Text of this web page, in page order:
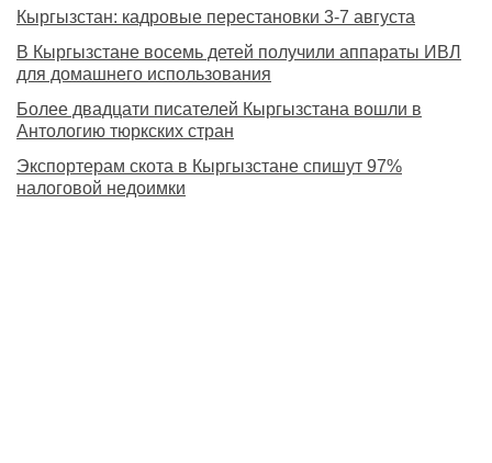
Кыргызстан: кадровые перестановки 3-7 августа
В Кыргызстане восемь детей получили аппараты ИВЛ
для домашнего использования
Более двадцати писателей Кыргызстана вошли в
Антологию тюркских стран
Экспортерам скота в Кыргызстане спишут 97%
налоговой недоимки